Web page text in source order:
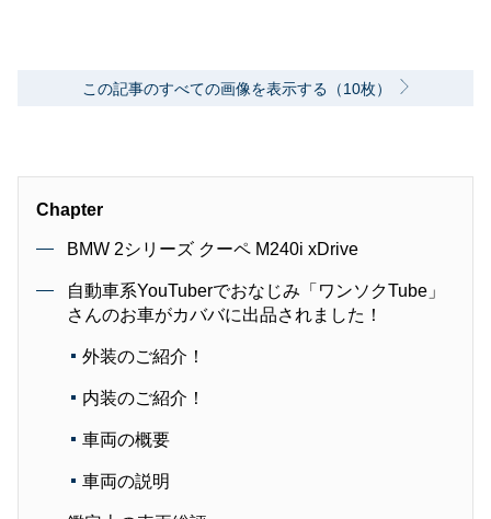
この記事のすべての画像を表示する（10枚）
Chapter
BMW 2シリーズ クーペ M240i xDrive
自動車系YouTuberでおなじみ「ワンソクTube」
さんのお車がカババに出品されました！
外装のご紹介！
内装のご紹介！
車両の概要
車両の説明